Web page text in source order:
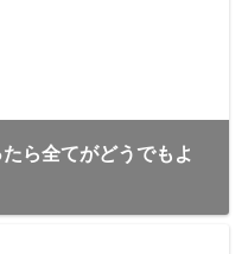
たら全てがどうでもよ